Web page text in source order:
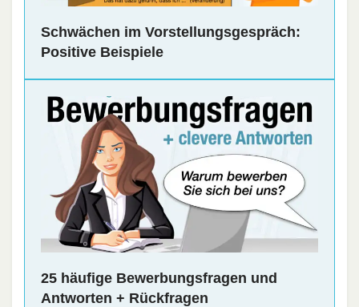
Schwächen im Vorstellungsgespräch:
Positive Beispiele
25 häufige Bewerbungsfragen und
Antworten + Rückfragen